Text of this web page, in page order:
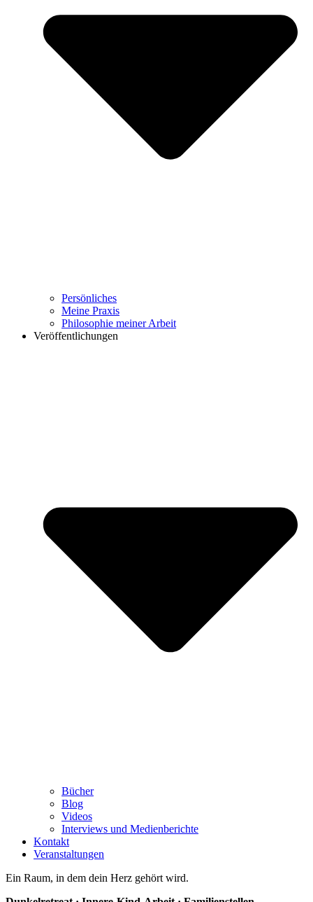
Persönliches
Meine Praxis
Philosophie meiner Arbeit
Veröffentlichungen
Bücher
Blog
Videos
Interviews und Medienberichte
Kontakt
Veranstaltungen
Ein Raum, in dem dein Herz gehört wird.